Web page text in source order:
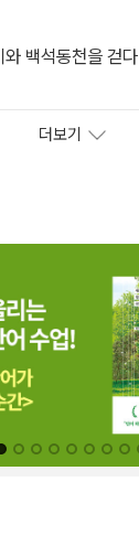
백석동천을 걷다
더보기